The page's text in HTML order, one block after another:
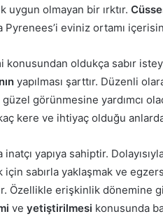
olmayan bir ırktır.
Pyrenees’i eviniz ortamı
konusundan oldukça sabır
yapılması şarttır. Düzenli
görünmesine yardımcı
kere ve ihtiyaç olduğu
yapıya sahiptir.
sabırla yaklaşmak ve
Özellikle erişkinlik dönemine
ve yetiştirilmesi konusunda